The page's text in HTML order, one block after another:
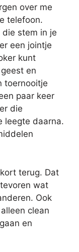
over me
telefoon.
stem in je
een jointje
kunt
en
toernooitje
paar keer
die
leegte daarna.
terug. Dat
wat
Ook
clean
en